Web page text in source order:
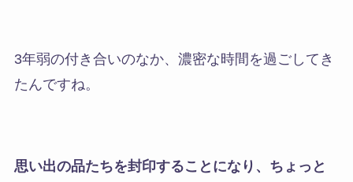
3年弱の付き合いのなか、濃密な時間を過ごしてき
たんですね。
思い出の品たちを封印することになり、 ちょっと